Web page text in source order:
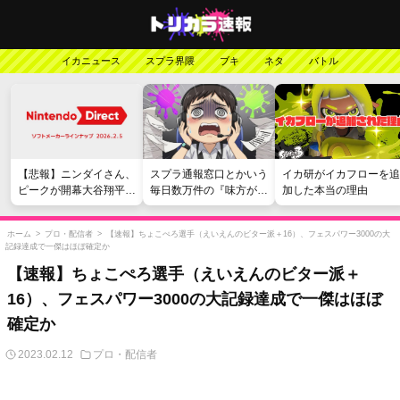
イカニュース スプラ界隈 ブキ ネタ バトル
【悲報】ニンダイさん、
ピークが開幕大谷翔平の
がっかりダイレクトだっ
たと言われてしまう
スプラ通報窓口とかいう
毎日数万件の『味方が弱
い』愚痴を読まされる苦
行
イカ研がイカフローを追
加した本当の理由
ホーム > プロ・配信者 >
【速報】ちょこぺろ選手（えいえんのビター派＋16）、フェスパワー3000の大
記録達成で一傑はほぼ確定か
【速報】ちょこぺろ選手（えいえんのビター派＋
16）、フェスパワー3000の大記録達成で一傑はほぼ
確定か
2023.02.12 プロ・配信者